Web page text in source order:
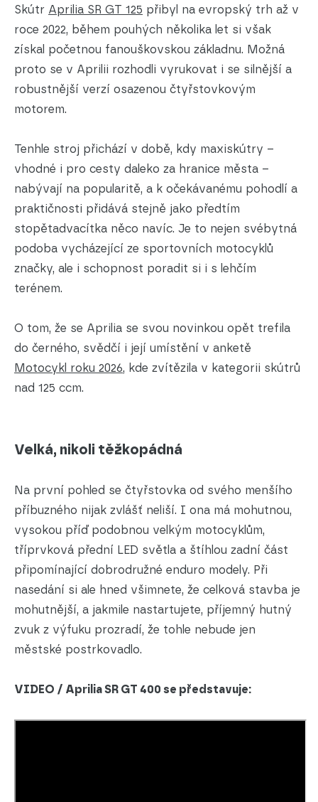
Skútr Aprilia SR GT 125 přibyl na evropský trh až v
roce 2022, během pouhých několika let si však
získal početnou fanouškovskou základnu. Možná
proto se v Aprilii rozhodli vyrukovat i se silnější a
robustnější verzí osazenou čtyřstovkovým
motorem.
Tenhle stroj přichází v době, kdy maxiskútry –
vhodné i pro cesty daleko za hranice města –
nabývají na popularitě, a k očekávanému pohodlí a
praktičnosti přidává stejně jako předtím
stopětadvacítka něco navíc. Je to nejen svébytná
podoba vycházející ze sportovních motocyklů
značky, ale i schopnost poradit si i s lehčím
terénem.
O tom, že se Aprilia se svou novinkou opět trefila
do černého, svědčí i její umístění v anketě
Motocykl roku 2026, kde zvítězila v kategorii skútrů
nad 125 ccm.
Velká, nikoli těžkopádná
Na první pohled se čtyřstovka od svého menšího
příbuzného nijak zvlášť neliší. I ona má mohutnou,
vysokou příď podobnou velkým motocyklům,
tříprvková přední LED světla a štíhlou zadní část
připomínající dobrodružné enduro modely. Při
nasedání si ale hned všimnete, že celková stavba je
mohutnější, a jakmile nastartujete, příjemný hutný
zvuk z výfuku prozradí, že tohle nebude jen
městské postrkovadlo.
VIDEO / Aprilia SR GT 400 se představuje: